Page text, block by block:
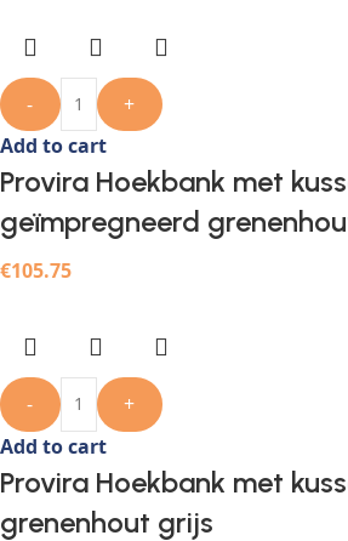
-
+
Add to cart
Provira Hoekbank met
geïmpregneerd
€105.75
-
+
Add to cart
Provira Hoekbank met
grenenhout grijs